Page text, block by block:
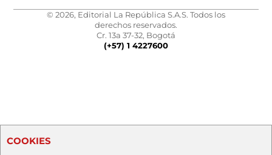
© 2026, Editorial La República S.A.S. Todos los
derechos reservados.
Cr. 13a 37-32, Bogotá
(+57) 1 4227600
COOKIES